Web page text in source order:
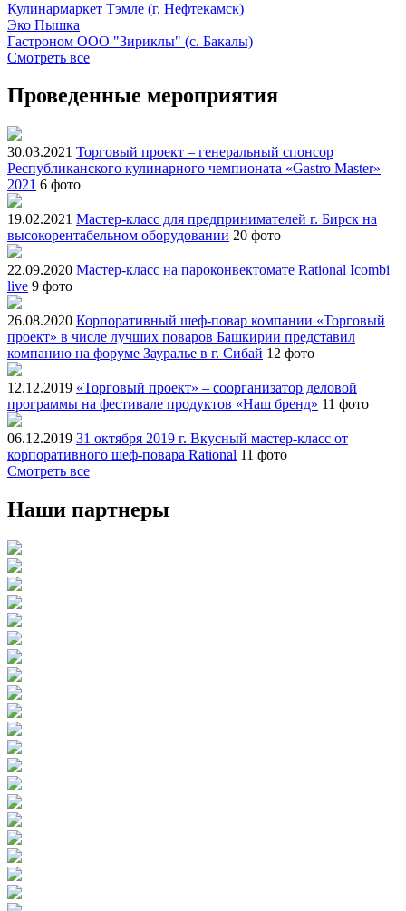
Кулинармаркет Тэмле (г. Нефтекамск)
Эко Пышка
Гастроном ООО "Зириклы" (с. Бакалы)
Смотреть все
Проведенные мероприятия
30.03.2021 Торговый проект – генеральный спонсор
Республиканского кулинарного чемпионата «Gastro Master»
2021 6 фото
19.02.2021 Мастер-класс для предпринимателей г. Бирск на
высокорентабельном оборудовании 20 фото
22.09.2020 Мастер-класс на пароконвектомате Rational Icombi
live 9 фото
26.08.2020 Корпоративный шеф-повар компании «Торговый
проект» в числе лучших поваров Башкирии представил
компанию на форуме Зауралье в г. Сибай 12 фото
12.12.2019 «Торговый проект» – соорганизатор деловой
программы на фестивале продуктов «Наш бренд» 11 фото
06.12.2019 31 октября 2019 г. Вкусный мастер-класс от
корпоративного шеф-повара Rational 11 фото
Смотреть все
Наши партнеры